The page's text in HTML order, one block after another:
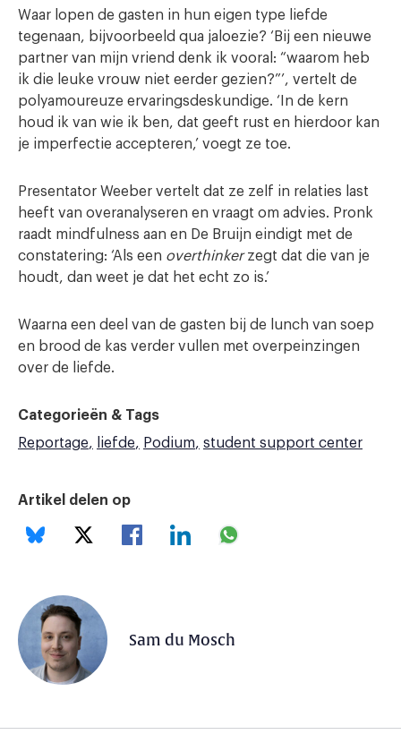
Waar lopen de gasten in hun eigen type liefde
tegenaan, bijvoorbeeld qua jaloezie? ‘Bij een nieuwe
partner van mijn vriend denk ik vooral: “waarom heb
ik die leuke vrouw niet eerder gezien?”’, vertelt de
polyamoureuze ervaringsdeskundige. ‘In de kern
houd ik van wie ik ben, dat geeft rust en hierdoor kan
je imperfectie accepteren,’ voegt ze toe.
Presentator Weeber vertelt dat ze zelf in relaties last
heeft van overanalyseren en vraagt om advies. Pronk
raadt mindfulness aan en De Bruijn eindigt met de
constatering: ‘Als een overthinkerzegt dat die van je
houdt, dan weet je dat het echt zo is.’
Waarna een deel van de gasten bij de lunch van soep
en brood de kas verder vullen met overpeinzingen
over de liefde.
Categorieën & Tags
Reportage
liefde Podium student support center
Artikel delen op
Sam du Mosch